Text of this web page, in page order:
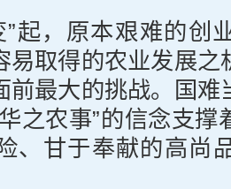
”起，原本艰难的创
易取得的农业发展之
前最大的挑战。国难
之农事”的信念支
、甘于奉献的高尚